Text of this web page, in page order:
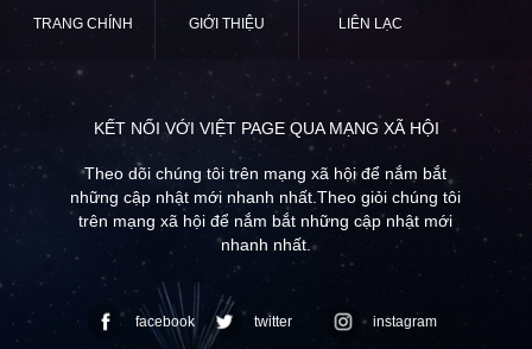
TRANG CHÍNH GIỚI THIỆU LIÊN LẠC
KẾT NỐI VỚI VIỆT PAGE QUA MẠNG XÃ HỘI
Theo dõi chúng tôi trên mạng xã hội để nắm bắt
những cập nhật mới nhanh nhất.Theo giỏi chúng tôi
trên mạng xã hội để nắm bắt những cập nhật mới
nhanh nhất.
facebook twitter instagram